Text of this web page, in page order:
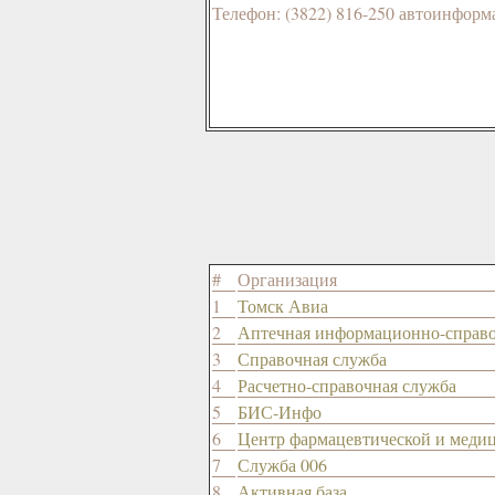
Телефон: (3822) 816-250
#
Организация
1
Томск Авиа
2
Аптечная информационно-
3
Справочная служба
4
Расчетно-справочная служба
5
БИС-Инфо
6
Центр фармацевтической и
7
Служба 006